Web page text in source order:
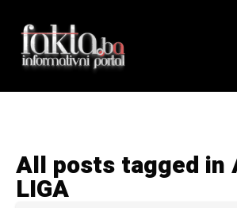
All posts tagged in
LIGA